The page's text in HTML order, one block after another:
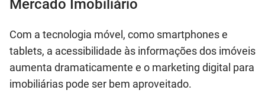
Mercado Imobiliário
Com a tecnologia móvel, como smartphones e
tablets, a acessibilidade às informações dos imóveis
aumenta dramaticamente e o marketing digital para
imobiliárias pode ser bem aproveitado.